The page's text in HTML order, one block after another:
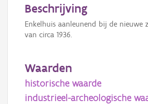
Beschrijving
Enkelhuis aanleunend bij de nieuwe
van circa 1936.
Waarden
historische waarde
industrieel-archeologische